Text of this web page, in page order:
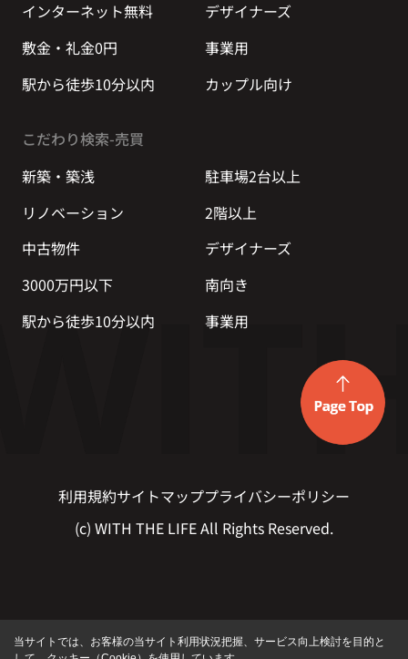
インターネット無料
デザイナーズ
敷金・礼金0円
事業用
駅から徒歩10分以内
カップル向け
こだわり検索-売買
新築・築浅
駐車場2台以上
リノベーション
2階以上
中古物件
デザイナーズ
3000万円以下
南向き
駅から徒歩10分以内
事業用
利用規約サイトマッププライバシーポリシー
(c) WITH THE LIFE All Rights Reserved.
当サイトでは、お客様の当サイト利用状況把握、サービス向上検討を目的と